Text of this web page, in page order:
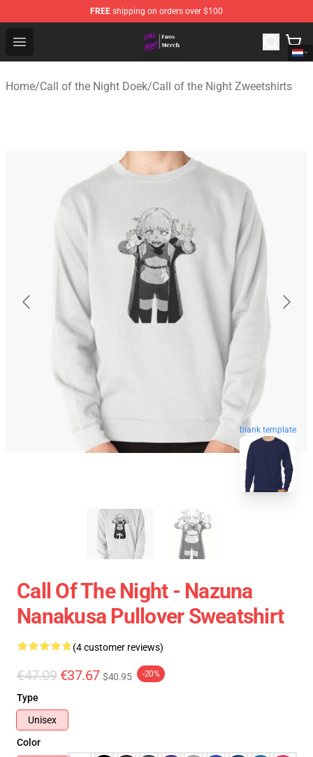
FREE shipping on orders over $100
Open menu
Call of the Night Store - Official Call of the Night
Home/Call of the Night Doek/Call of the Night Zweetshirts
blank template
Call Of The Night - Nazuna
Nanakusa Pullover Sweatshirt
(4 customer reviews)
€47.09 €37.67 $40.95 -20%
Type
Unisex
Color